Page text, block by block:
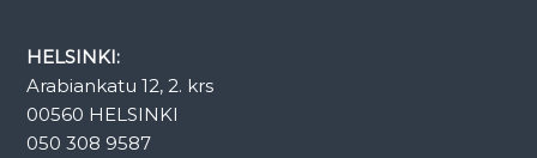
HELSINKI:
Arabiankatu 12, 2. krs
00560 HELSINKI
050 308 9587